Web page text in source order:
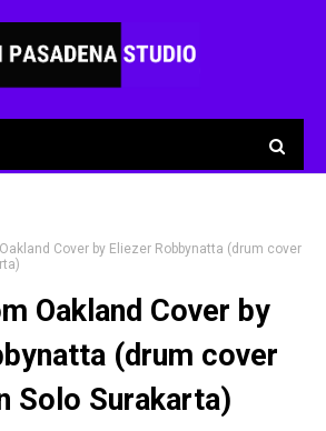
Cover by Eliezer Robbynatta (drum cover
Oakland Cover by
(drum cover
Solo Surakarta)